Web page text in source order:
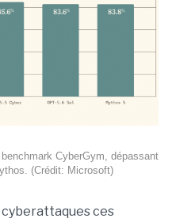
CyberGym, dépassant
(Crédit: Microsoft)
ces